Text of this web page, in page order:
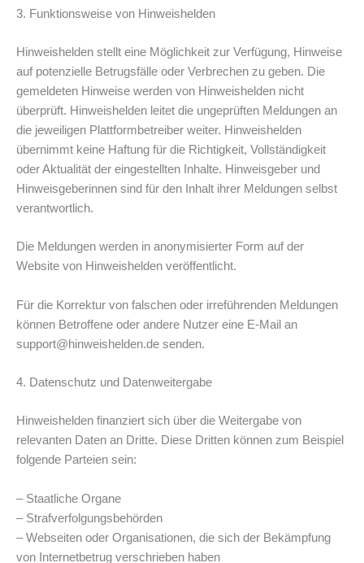
3. Funktionsweise von Hinweishelden
Hinweishelden stellt eine Möglichkeit zur Verfügung, Hinweise
auf potenzielle Betrugsfälle oder Verbrechen zu geben. Die
gemeldeten Hinweise werden von Hinweishelden nicht
überprüft. Hinweishelden leitet die ungeprüften Meldungen an
die jeweiligen Plattformbetreiber weiter. Hinweishelden
übernimmt keine Haftung für die Richtigkeit, Vollständigkeit
oder Aktualität der eingestellten Inhalte. Hinweisgeber und
Hinweisgeberinnen sind für den Inhalt ihrer Meldungen selbst
verantwortlich.
Die Meldungen werden in anonymisierter Form auf der
Website von Hinweishelden veröffentlicht.
Für die Korrektur von falschen oder irreführenden Meldungen
können Betroffene oder andere Nutzer eine E-Mail an
support@hinweishelden.de senden.
4. Datenschutz und Datenweitergabe
Hinweishelden finanziert sich über die Weitergabe von
relevanten Daten an Dritte. Diese Dritten können zum Beispiel
folgende Parteien sein:
– ⁠Staatliche Organe
– Strafverfolgungsbehörden
– Webseiten oder Organisationen, die sich der Bekämpfung
von Internetbetrug verschrieben haben